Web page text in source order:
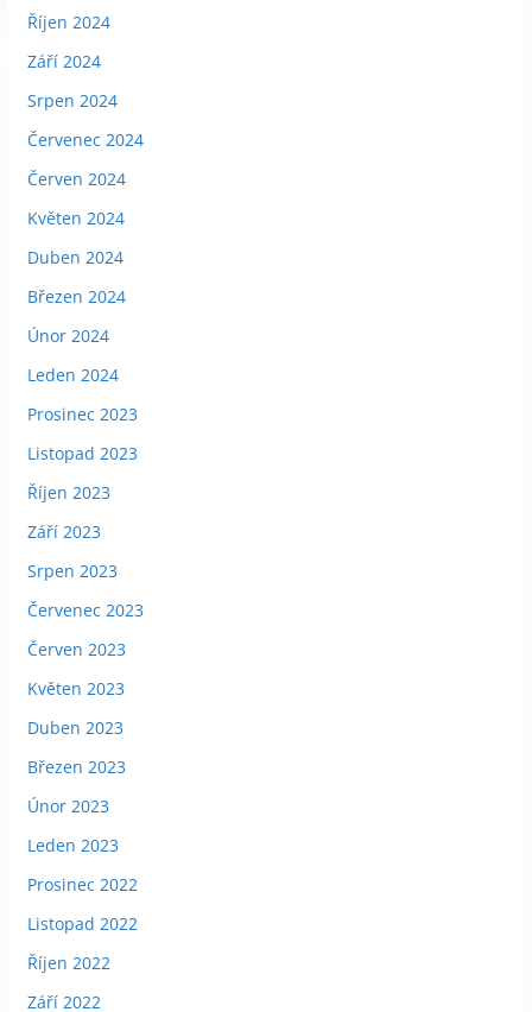
Říjen 2024
Září 2024
Srpen 2024
Červenec 2024
Červen 2024
Květen 2024
Duben 2024
Březen 2024
Únor 2024
Leden 2024
Prosinec 2023
Listopad 2023
Říjen 2023
Září 2023
Srpen 2023
Červenec 2023
Červen 2023
Květen 2023
Duben 2023
Březen 2023
Únor 2023
Leden 2023
Prosinec 2022
Listopad 2022
Říjen 2022
Září 2022